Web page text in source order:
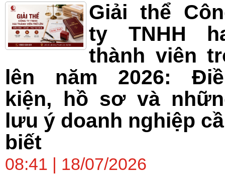
Giải thể
ty TNHH
thành viên
lên năm 2026:
kiện, hồ sơ và
lưu ý doanh nghiệp
biết
08:41 | 18/07/2026